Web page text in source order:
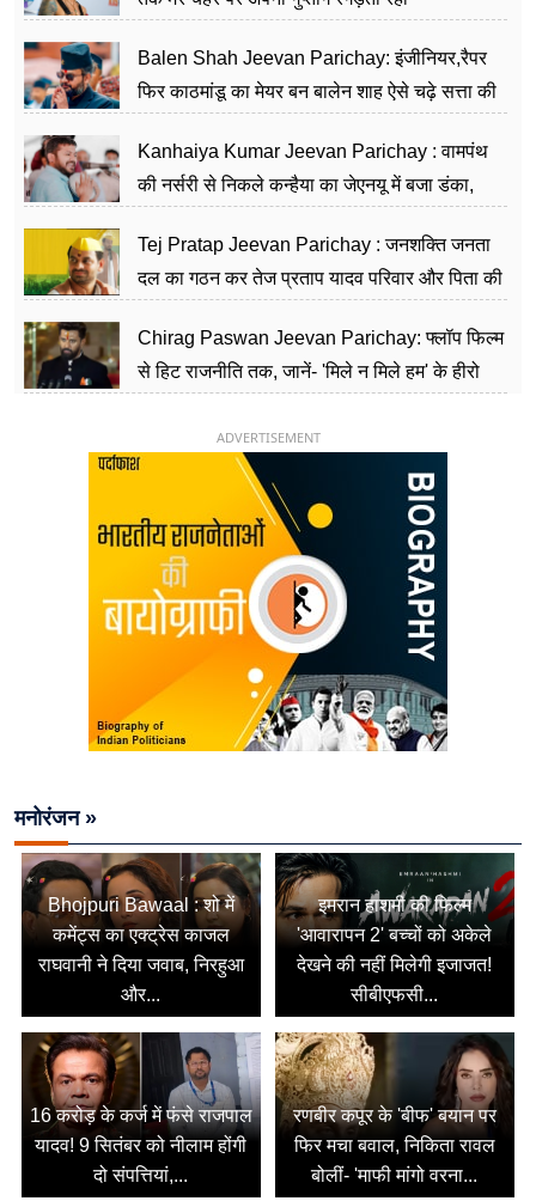
Balen Shah Jeevan Parichay: इंजीनियर,रैपर
फिर काठमांडू का मेयर बन बालेन शाह ऐसे चढ़े सत्ता की
Kanhaiya Kumar Jeevan Parichay : वामपंथ
की नर्सरी से निकले कन्हैया का जेएनयू में बजा डंका,
Tej Pratap Jeevan Parichay : जनशक्ति जनता
दल का गठन कर तेज प्रताप यादव परिवार और पिता की
Chirag Paswan Jeevan Parichay: फ्लॉप फिल्म
से हिट राजनीति तक, जानें- 'मिले न मिले हम' के हीरो
ADVERTISEMENT
मनोरंजन »
Bhojpuri Bawaal : शो में
कमेंट्स का एक्ट्रेस काजल
राघवानी ने दिया जवाब, निरहुआ
और...
इमरान हाशमी की फिल्म
'आवारापन 2' बच्चों को अकेले
देखने की नहीं मिलेगी इजाजत!
सीबीएफसी...
16 करोड़ के कर्ज में फंसे राजपाल
यादव! 9 सितंबर को नीलाम होंगी
दो संपत्तियां,...
रणबीर कपूर के 'बीफ' बयान पर
फिर मचा बवाल, निकिता रावल
बोलीं- 'माफी मांगो वरना...